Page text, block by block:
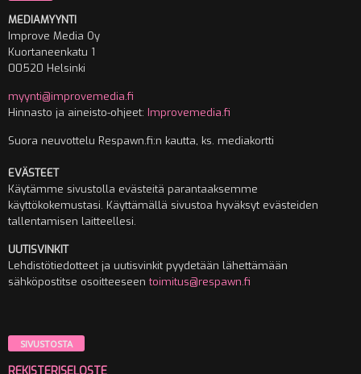
MEDIAMYYNTI
Improve Media Oy
Kuortaneenkatu 1
00520 Helsinki
myynti@improvemedia.fi
Hinnasto ja aineisto-ohjeet: Improvemedia.fi
Suora neuvottelu Respawn.fi:n kautta, ks. mediakortti
EVÄSTEET
Käytämme sivustolla evästeitä parantaaksemme
käyttökokemustasi. Käyttämällä sivustoa hyväksyt evästeiden
tallentamisen laitteellesi.
UUTISVINKIT
Lehdistötiedotteet ja uutisvinkit pyydetään lähettämään
sähköpostitse osoitteeseentoimitus@respawn.fi
SIVUSTOSTA